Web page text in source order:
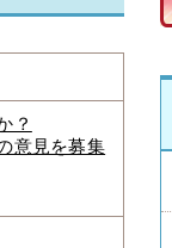
？
意見を募集